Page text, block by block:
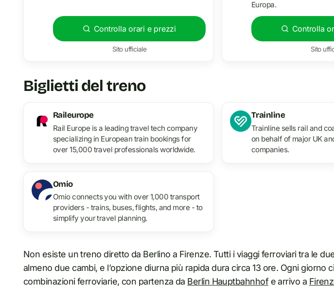
Controlla orari e prezzi
Sito ufficiale
Europa.
Controlla
Sito
Biglietti del treno
Raileurope
Rail Europe is a leading travel tech company
specializing in European train bookings for
over 15,000 travel professionals worldwide.
Trainline
Trainline sells rail and
on behalf of major UK
companies.
Omio
Omio connects you with over 1,000 transport
providers - trains, buses, flights, and more - to
simplify your travel planning.
Non esiste un treno diretto da Berlino a Firenze. Tutti i viaggi ferroviari tra le
almeno due cambi, e l’opzione diurna più rapida dura circa 13 ore. Ogni giorno
combinazioni ferroviarie, con partenza da Berlin Hauptbahnhofe arrivo a